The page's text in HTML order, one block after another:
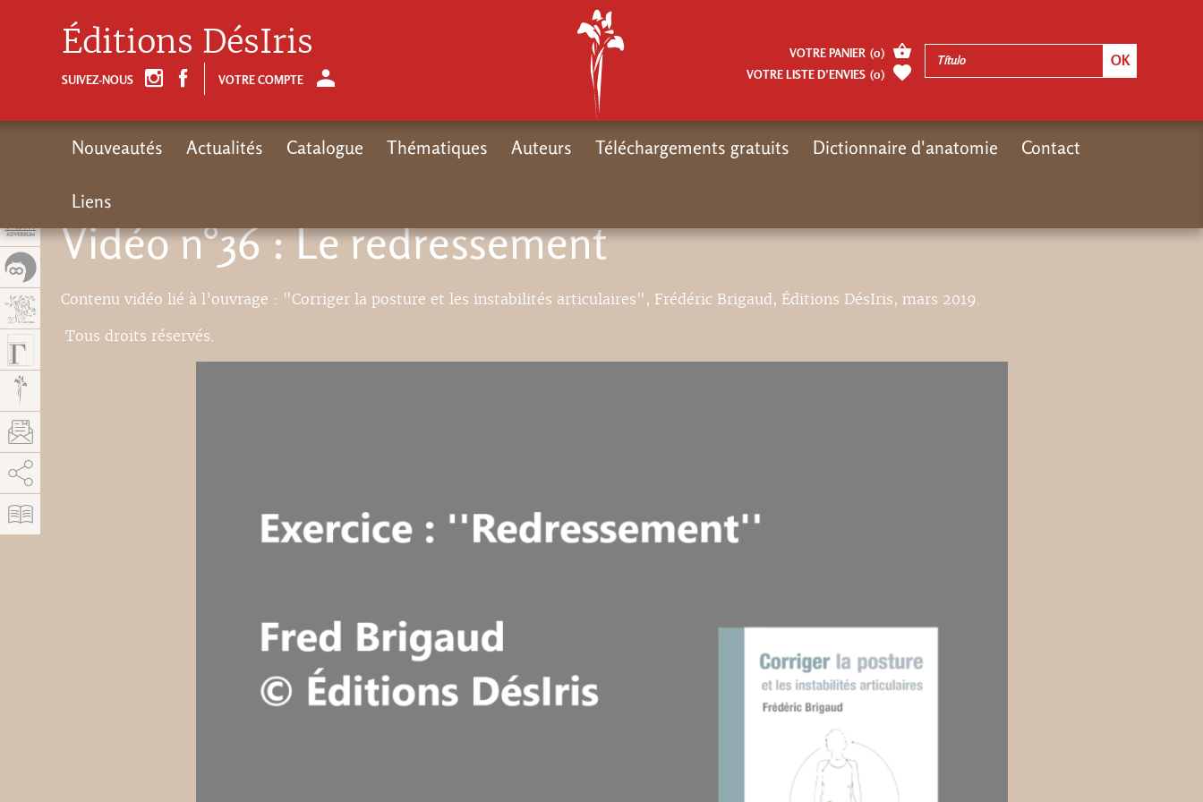
Vidéo n°36 : Le redressement
Contenu vidéo lié à l’ouvrage : "Corriger la posture et les instabilités articulaires", Frédéric Brigaud, Éditions DésIris, mars 2019.
Tous droits réservés.
Éditions DésIris
SUIVEZ-NOUS VOTRE COMPTE
VOTRE PANIER (0)
VOTRE LISTE D’ENVIES (0)
Nouveautés Actualités Catalogue Thématiques Auteurs Téléchargements gratuits Dictionnaire d'anatomie Contact
Liens